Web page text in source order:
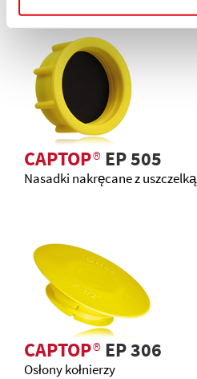
CAPTOP®EP 505
Nasadki nakręcane z uszczelką
CAPTOP®EP 306
Osłony kołnierzy